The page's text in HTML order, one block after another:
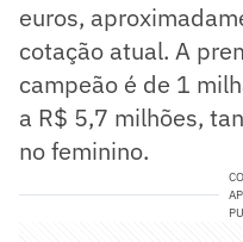
euros,
cotação atual. A
campeão é de 1
a R$ 5,7 milhões,
no feminino.